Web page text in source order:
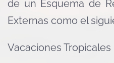
de un Esquema de
Externas como el
Vacaciones Tropicales